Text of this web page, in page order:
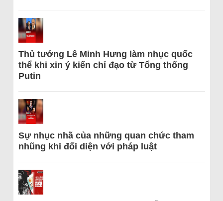
Thủ tướng Lê Minh Hưng làm nhục quốc
thể khi xin ý kiến chỉ đạo từ Tổng thống
Putin
Sự nhục nhã của những quan chức tham
nhũng khi đối diện với pháp luật